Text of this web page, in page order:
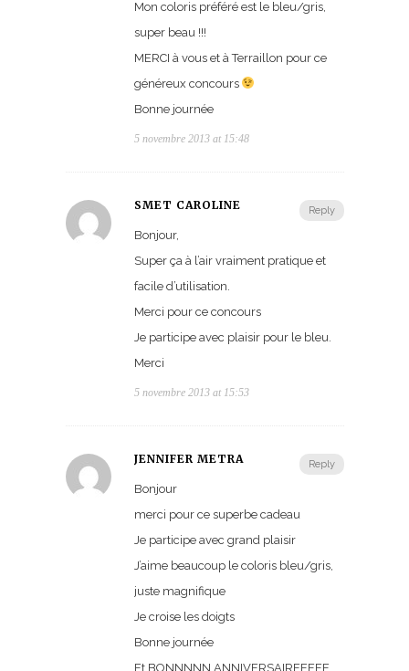
Mon coloris préféré est le bleu/gris,
super beau !!!
MERCI à vous et à Terraillon pour ce
généreux concours
Bonne journée
5 novembre 2013 at 15:48
Reply
SMET CAROLINE
Bonjour,
Super ça à l’air vraiment pratique et
facile d’utilisation.
Merci pour ce concours
Je participe avec plaisir pour le bleu.
Merci
5 novembre 2013 at 15:53
Reply
JENNIFER METRA
Bonjour
merci pour ce superbe cadeau
Je participe avec grand plaisir
J’aime beaucoup le coloris bleu/gris,
juste magnifique
Je croise les doigts
Bonne journée
Et BONNNNN ANNIVERSAIREEEEE